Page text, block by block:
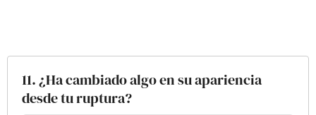
11. ¿Ha cambiado algo en su apariencia
desde tu ruptura?